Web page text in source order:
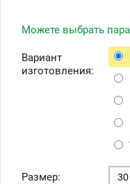
Можете выбрать
Вариант
изготовления:
Размер: